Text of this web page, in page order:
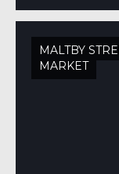
MALTBY
MARKET